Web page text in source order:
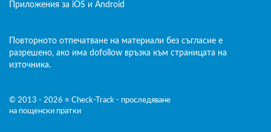
Приложения за iOS и Android
Повторното отпечатване на материали без съгласие е
разрешено, ако има dofollow връзка към страницата на
източника.
© 2013 - 2026 ≡ Check-Track - проследяване
на пощенски пратки